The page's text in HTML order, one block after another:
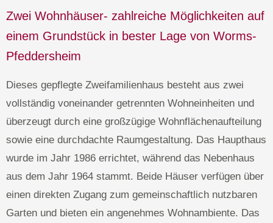
Zwei Wohnhäuser- zahlreiche Möglichkeiten auf
einem Grundstück in bester Lage von Worms-
Pfeddersheim
Dieses gepflegte Zweifamilienhaus besteht aus zwei
vollständig voneinander getrennten Wohneinheiten und
überzeugt durch eine großzügige Wohnflächenaufteilung
sowie eine durchdachte Raumgestaltung. Das Haupthaus
wurde im Jahr 1986 errichtet, während das Nebenhaus
aus dem Jahr 1964 stammt. Beide Häuser verfügen über
einen direkten Zugang zum gemeinschaftlich nutzbaren
Garten und bieten ein angenehmes Wohnambiente. Das